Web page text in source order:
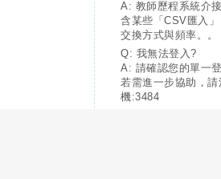
A: 教師歷程系統介
含某些「CSV匯入
交換方式與頻率。。
Q: 我無法登入?
A: 請確認您的單一
若需進一步協助，
機:3484